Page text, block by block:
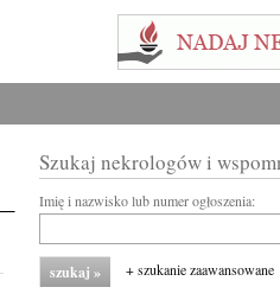
Szukaj nekrologów i
Imię i nazwisko lub numer ogłoszenia:
+ szukanie zaawansowane